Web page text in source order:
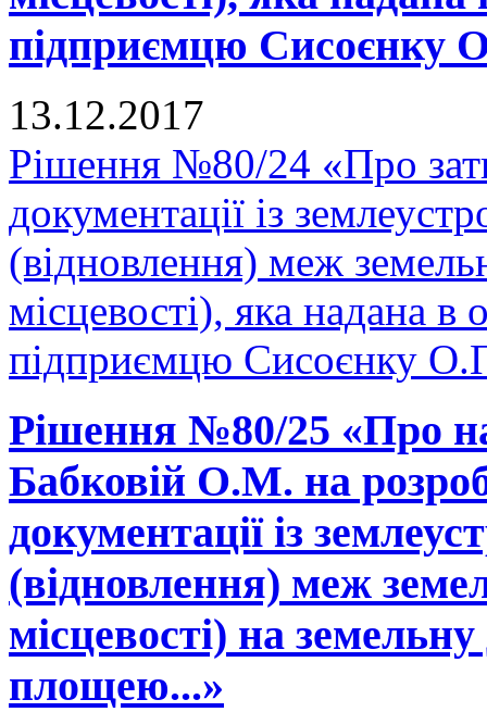
підприємцю Сисоєнку
13.12.2017
Рішення №80/24 «Про
документації із
(відновлення) меж
місцевості), яка надана в
підприємцю Сисоєнку
Рішення №80/25 «Про
Бабковій О.М. на
документації із
(відновлення) меж
місцевості) на
площею...»